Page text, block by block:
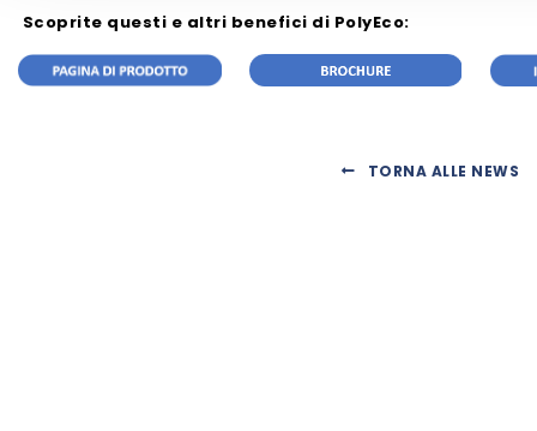
Scoprite questi e altri benefici di PolyEco:
TORNA ALLE NEWS